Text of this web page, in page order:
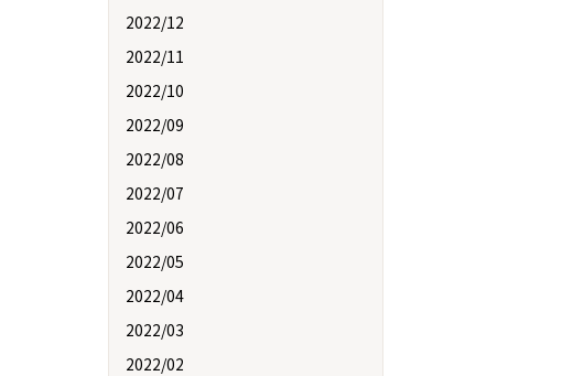
2022/12
2022/11
2022/10
2022/09
2022/08
2022/07
2022/06
2022/05
2022/04
2022/03
2022/02